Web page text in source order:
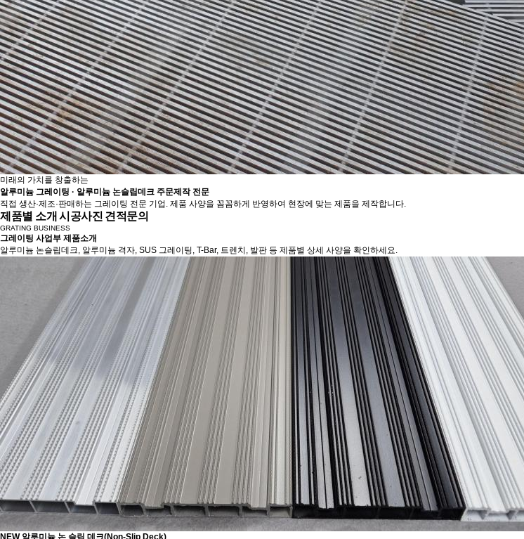
미래의 가치를 창출하는
알루미늄 그레이팅 · 알루미늄 논슬립데크 주문제작 전문
직접 생산·제조·판매하는 그레이팅 전문 기업. 제품 사양을 꼼꼼하게 반영하여 현장에 맞는 제품을 제작합니다.
제품별 소개 시공사진 견적문의
GRATING BUSINESS
그레이팅 사업부 제품소개
알루미늄 논슬립데크, 알루미늄 격자, SUS 그레이팅, T-Bar, 트렌치, 발판 등 제품별 상세 사양을 확인하세요.
NEW 알루미늄 논 슬립 데크(Non-Slip Deck)